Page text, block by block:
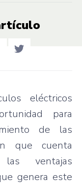
eléctricos
para
de las
que cuenta
ventajas
genera este